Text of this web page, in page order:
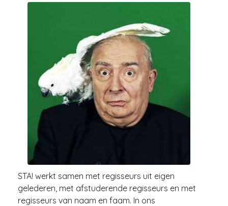
STA! werkt samen met regisseurs uit eigen
gelederen, met afstuderende regisseurs en met
regisseurs van naam en faam. In ons